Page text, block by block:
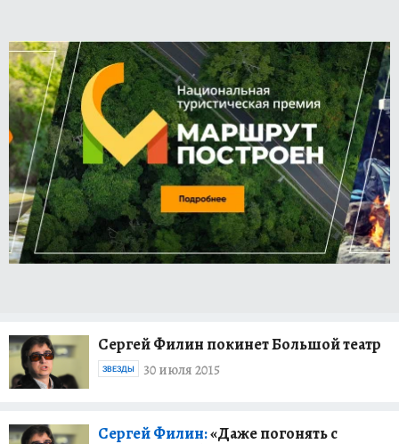
Сергей Филин покинет Большой театр
30 июля 2015
ЗВЕЗДЫ
Сергей Филин:«Даже погонять с